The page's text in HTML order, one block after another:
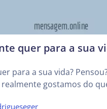
quer para a sua
para a sua vida?
gostamos do